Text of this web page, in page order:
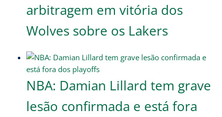
arbitragem em vitória dos
Wolves sobre os Lakers
NBA: Damian Lillard tem grave
lesão confirmada e está fora